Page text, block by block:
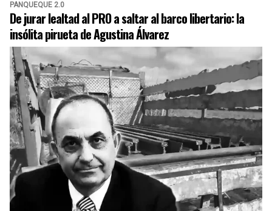
PANQUEQUE 2.0
De jurar lealtad al PRO a saltar al barco libertario: la
insólita pirueta de Agustina Álvarez